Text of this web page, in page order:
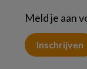
Meld je aan
Inschrijven